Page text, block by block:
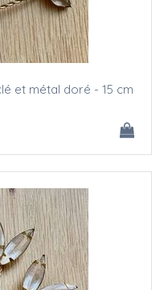
et métal doré - 15 cm